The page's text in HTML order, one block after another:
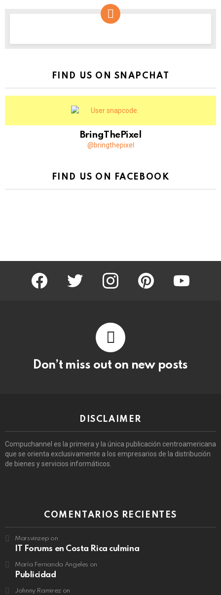
FIND US ON SNAPCHAT
BringThePixel
@bringthepixel
FIND US ON FACEBOOK
facebook twitter instagram pinterest youtube
Don’t miss out on new posts
DISCLAIMER
Compuchannel es la primera y la única publicación centroamericana
que se orienta exclusivamente a los empresarios de la distribución
de bienes y servicios informáticos.
COMENTARIOS RECIENTES
Marsvinzep on
IT Forums en Costa Rica culmina
María Fernanda Angeles on
Publicidad
Johnny Ramirezon